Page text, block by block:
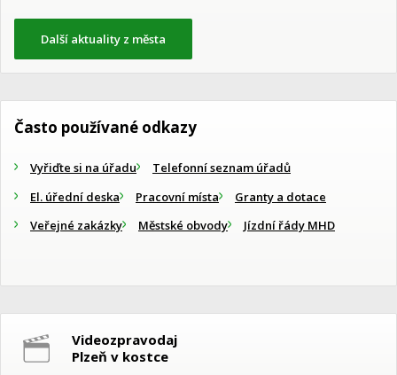
Další aktuality z města
Často používané odkazy
Vyřiďte si na úřadu
Telefonní seznam úřadů
El. úřední deska
Pracovní místa
Granty a dotace
Veřejné zakázky
Městské obvody Jízdní řády MHD
Videozpravodaj
Plzeň v kostce